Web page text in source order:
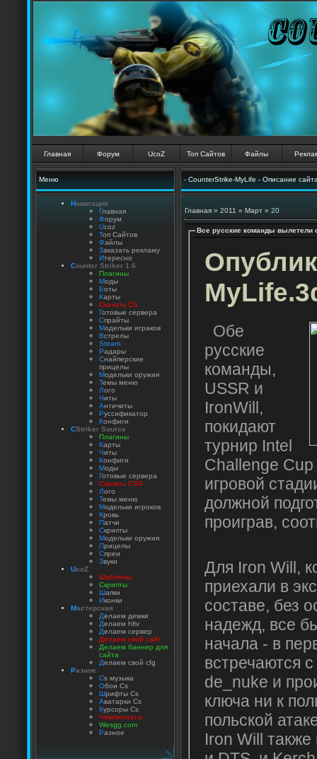
Главная Форум UcoZ Топ Сайтов Файлы
Меню
Навигация
Главная
Форум
Ucoz
Топ Сайтов
Файлы
Заказать рекламу
Итересно
Counter Striker 1.6
Плагины
Моды
Боты
Карты
Скачать CS
Готовые сервера
Спрайты
Модельки играков
Встрелы
Steam
Радары
Снайперские
прицелы
Модельки оружия
Темы меню
Лого
Читы
Античиты
Руссификатор
Конфиги
CStriker Source
Плагины
Карты
Читы
Конфиги
Моды
Готовые сервера
Скачать CSS
Лого
Темы меню
Модельки игроков
Кровь
Патчи
Скрипты
Модельки оружия
Прицелы
Спреи
Звуки
UcoZ
Шаблоны
Скрипты
Шапки
Иконки
Мастерская
Делаем демки
Делаем hltv
Делаем сервер
Делаем свой сайт
Делаем баннер для
сайта
Делаем свой cfg
Разное
Cs музыка
Обои Cs
Шрифты Cs
Аватарки Cs
Курсоры Cs
Чемпионаты
Wesgg.com
Разное
- CounterStrike-MyLife - Описание
Главная » 2011 » Март » 20
Все русские команды вылетели
Обе
русские
команды,
USSR и
IronWill,
покидают
турнир Intel
Challenge
игровой
должной
проиграв,
Для Iron Will,
приехали в
составе, без
надежд, все
начала - в
встречаются
de_nuke и
ключа ни к
польской
Iron Will